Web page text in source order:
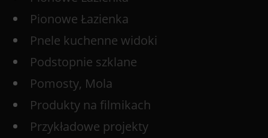
Pionowe Łazienka
Pnele kuchenne widoki
Podstopnie szklane
Pomosty, Mola
Produkty na filmikach
Przykładowe projekty